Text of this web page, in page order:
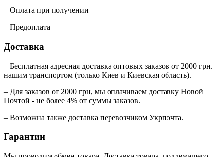
– Оплата при получении
– Предоплата
Доставка
– Бесплатная адресная доставка оптовых заказов от 2000 грн.
нашим транспортом (только Киев и Киевская область).
– Для заказов от 2000 грн, мы оплачиваем доставку Новой
Почтой - не более 4% от суммы заказов.
– Возможна также доставка перевозчиком Укрпочта.
Гарантии